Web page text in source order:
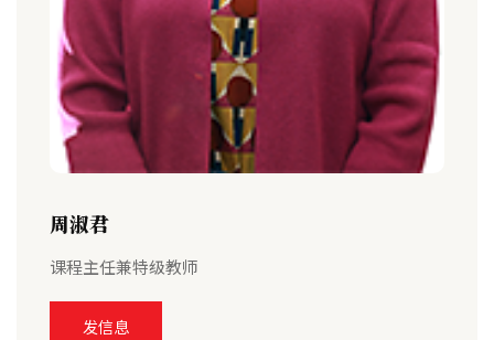
周淑君
课程主任兼特级教师
发信息